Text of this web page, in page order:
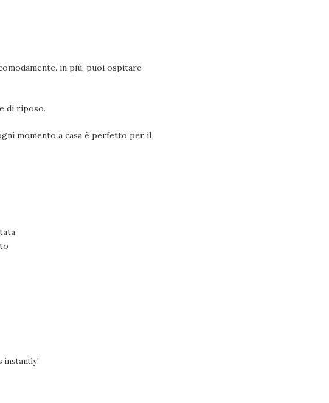
in più, puoi ospitare
di riposo.
momento a casa è perfetto per il
instantly!